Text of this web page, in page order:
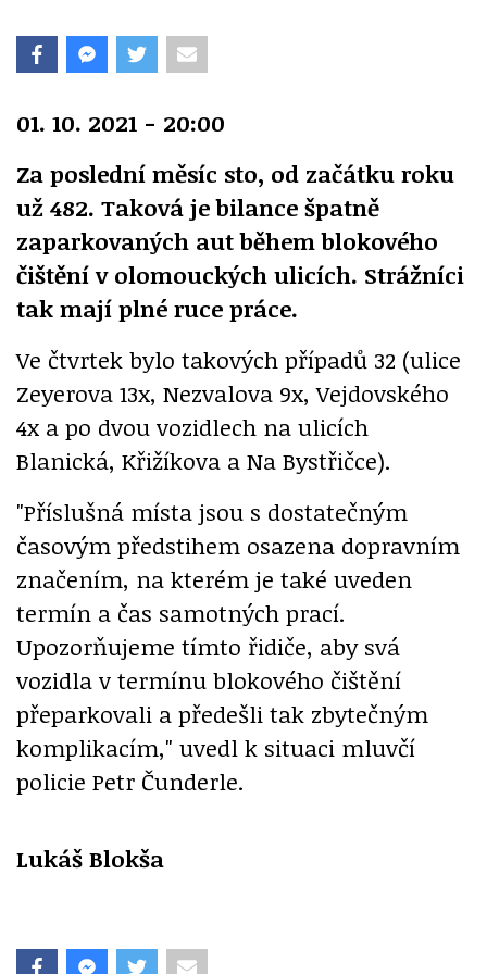
01. 10. 2021 - 20:00
Za poslední měsíc sto, od začátku roku
už 482. Taková je bilance špatně
zaparkovaných aut během blokového
čištění v olomouckých ulicích. Strážníci
tak mají plné ruce práce.
Ve čtvrtek bylo takových případů 32 (ulice
Zeyerova 13x, Nezvalova 9x, Vejdovského
4x a po dvou vozidlech na ulicích
Blanická, Křižíkova a Na Bystřičce).
"Příslušná místa jsou s dostatečným
časovým předstihem osazena dopravním
značením, na kterém je také uveden
termín a čas samotných prací.
Upozorňujeme tímto řidiče, aby svá
vozidla v termínu blokového čištění
přeparkovali a předešli tak zbytečným
komplikacím," uvedl k situaci mluvčí
policie Petr Čunderle.
Lukáš Blokša